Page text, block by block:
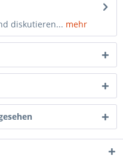
diskutieren... mehr